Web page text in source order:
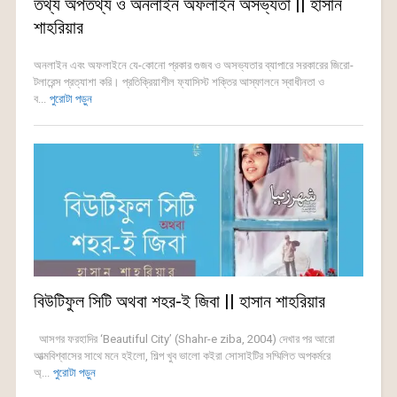
তথ্য অপতথ্য ও অনলাইন অফলাইন অসভ্যতা || হাসান
শাহরিয়ার
অনলাইন এবং অফলাইনে যে-কোনো প্রকার গুজব ও অসভ্যতার ব্যাপারে সরকারের জিরো-
টলারেন্স প্রত্যাশা করি। প্রতিক্রিয়াশীল ফ্যাসিস্ট শক্তির আস্ফালনে স্বাধীনতা ও
ব... পুরোটা পড়ুন
বিউটিফুল সিটি অথবা শহর-ই জিবা || হাসান শাহরিয়ার
আসগর ফরহাদির ‘Beautiful City’ (Shahr-e ziba, 2004) দেখার পর আরো
আত্মবিশ্বাসের সাথে মনে হইলো, শিল্প খুব ভালো কইরা সোসাইটির সম্মিলিত অপকর্মরে
অ্... পুরোটা পড়ুন